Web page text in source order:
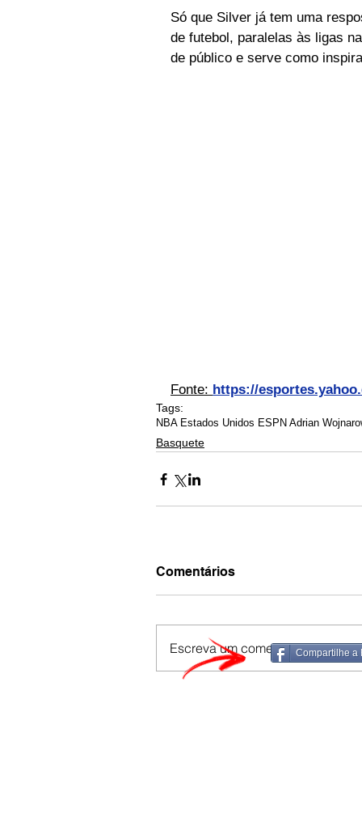
Só que Silver já tem uma
de futebol, paralelas às ligas
de público e serve como
Fonte: https://
Tags:
NBA Estados Unidos ESPN Adrian
Basquete
Comentários
Escreva um comentárioCompartilhe a